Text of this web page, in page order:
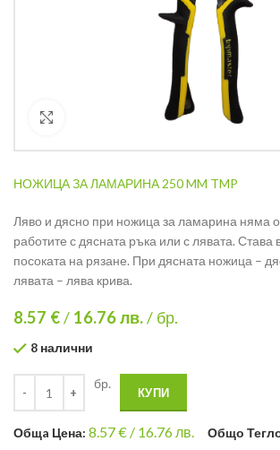
Кликнете за уголемяване
НОЖИЦА ЗА ЛАМАРИНА 250 MM TMP
Ляво и дясно при ножица за ламарина няма
работите с дясната ръка или с лявата. Става
посоката на рязане. При дясната ножица –
лявата – лява крива.
8.57 €/ 16.76лв./ бр.
8 налични
бр.
КУПИ
Общa Цена: 8.57€ / 16.76 лв. Общо